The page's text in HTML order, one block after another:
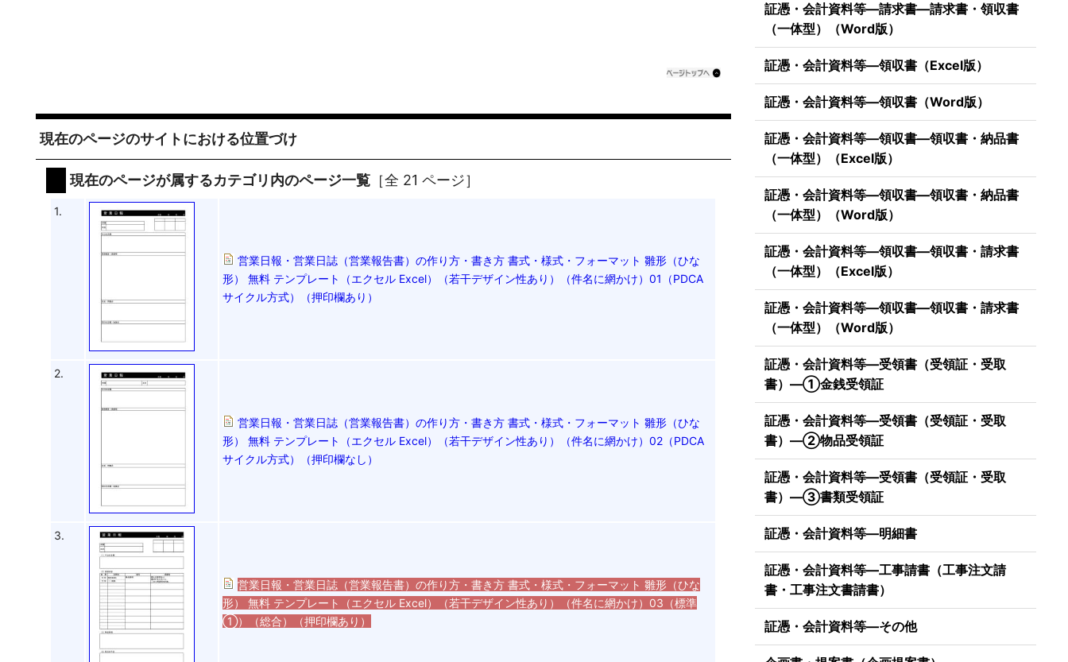
現在のページのサイトにおける位置づけ
現在のページが属するカテゴリ内のページ一覧 ［全 21 ページ］
1.
営業日報・営業日誌（営業報告書）の作り方・書き方 書式・様式・フォーマット 雛形（ひな
形） 無料 テンプレート（エクセル Excel）（若干デザイン性あり）（件名に網かけ）01（PDCA
サイクル方式）（押印欄あり）
2.
営業日報・営業日誌（営業報告書）の作り方・書き方 書式・様式・フォーマット 雛形（ひな
形） 無料 テンプレート（エクセル Excel）（若干デザイン性あり）（件名に網かけ）02（PDCA
サイクル方式）（押印欄なし）
3.
営業日報・営業日誌（営業報告書）の作り方・書き方 書式・様式・フォーマット 雛形（ひな
形） 無料 テンプレート（エクセル Excel）（若干デザイン性あり）（件名に網かけ）03（標準
①）（総合）（押印欄あり）
証憑・会計資料等―請求書―請求書・領収書
（一体型）（Word版）
証憑・会計資料等―領収書（Excel版）
証憑・会計資料等―領収書（Word版）
証憑・会計資料等―領収書―領収書・納品書
（一体型）（Excel版）
証憑・会計資料等―領収書―領収書・納品書
（一体型）（Word版）
証憑・会計資料等―領収書―領収書・請求書
（一体型）（Excel版）
証憑・会計資料等―領収書―領収書・請求書
（一体型）（Word版）
証憑・会計資料等―受領書（受領証・受取
書）―①金銭受領証
証憑・会計資料等―受領書（受領証・受取
書）―②物品受領証
証憑・会計資料等―受領書（受領証・受取
書）―③書類受領証
証憑・会計資料等―明細書
証憑・会計資料等―工事請書（工事注文請
書・工事注文書請書）
証憑・会計資料等―その他